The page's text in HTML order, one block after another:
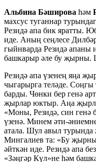
Альбина Бәширова һәм
махсус туганнар
Резидә апа бик яратты.
иде. Аның сеңлесе
гыйнварда Резидә апаны
башкарыр әле бу җырны.
Резидә апа үзенең яңа
чыгарырга теләде.
барды. Чөнки бер генә
җырлар юктыр. Аңа
«Моны, Резидә, син генә
үзенә. Минем әти-
атала. Шул авыл турында
Мингалиев та: «Бу
әйткән иде. Резидә апа
«Зәңгәр Күл»не һәм